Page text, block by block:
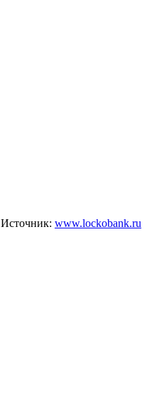
Источник: www.lockobank.ru